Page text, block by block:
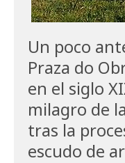
Un poco
Praza do
en el siglo
milagro de
tras la
escudo de